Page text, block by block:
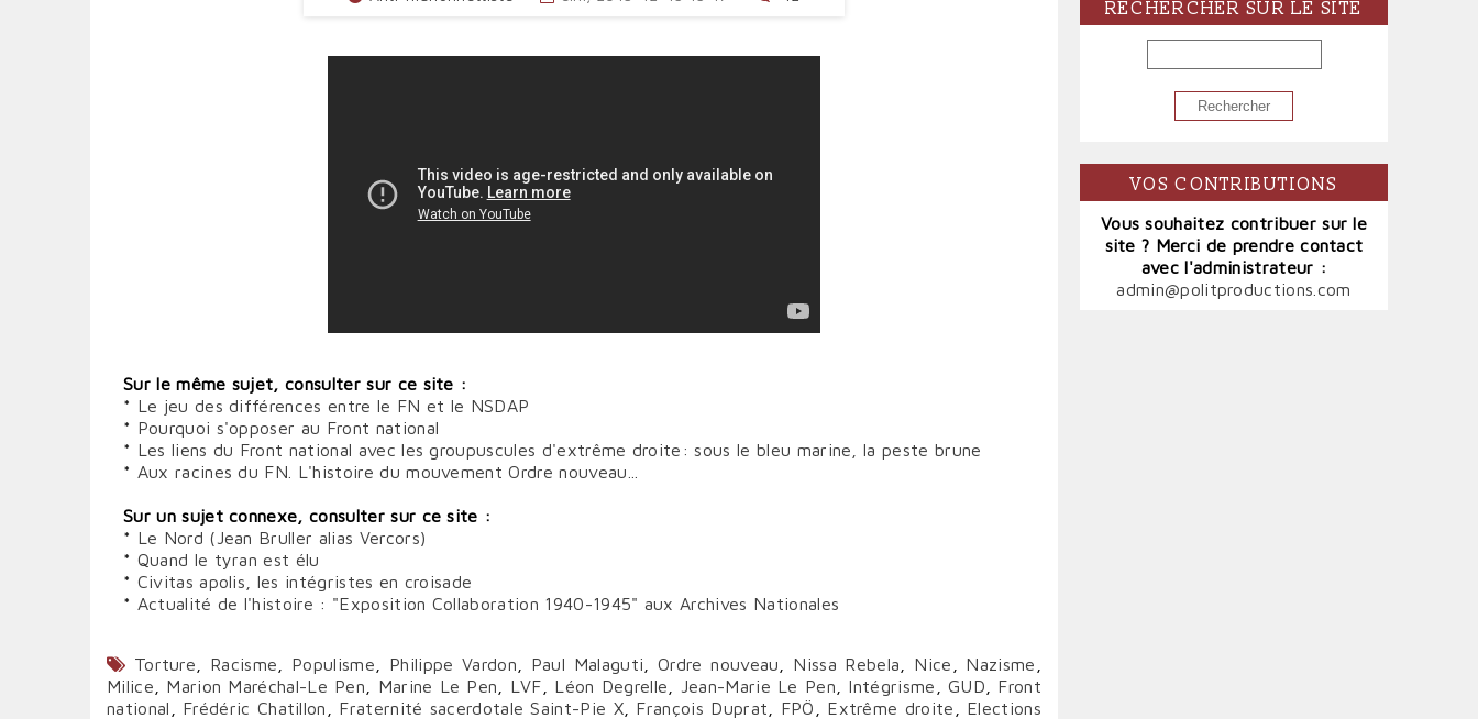
Sur le même sujet, consulter sur ce site :
* Le jeu des différences entre le FN et le NSDAP
* Pourquoi s'opposer au Front national
* Les liens du Front national avec les groupuscules d'extrême droite: sous le bleu marine, la peste brune
* Aux racines du FN. L'histoire du mouvement Ordre nouveau...
Sur un sujet connexe, consulter sur ce site :
* Le Nord (Jean Bruller alias Vercors)
* Quand le tyran est élu
* Civitas apolis, les intégristes en croisade
* Actualité de l'histoire : "Exposition Collaboration 1940-1945" aux Archives Nationales
Torture Racisme Populisme Philippe Vardon Paul Malaguti ,Ordre nouveau Nissa Rebela Nice Nazisme
Milice
Marion Maréchal-Le Pen Marine Le Pen LVF Léon Degrelle Jean-Marie Le Pen Intégrisme GUD
Front
national
Frédéric Chatillon Fraternité sacerdotale Saint-Pie X, François Duprat FPÖ Extrême droite
Elections
RECHERCHER SUR LE SITE
RECHERCHER
VOS CONTRIBUTIONS
Vous souhaitez contribuer sur le
site ? Merci de prendre contact
avec l'administrateur :
admin@politproductions.com